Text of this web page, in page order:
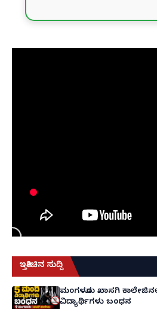
ಇತ್ತೀಚಿನ ಸುದ್ದಿ
ಮಂಗಳೂರು ಖಾಸಗಿ
ವಿದ್ಯಾರ್ಥಿಗಳು ಬಂಧನ